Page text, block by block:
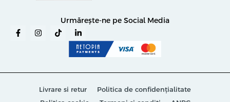
Urmărește-ne pe Social Media
Livrare si retur
Politica de confidențialitate